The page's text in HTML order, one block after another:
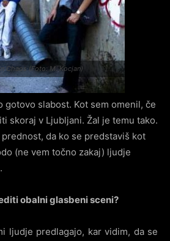
Chaos (Foto: M. Kocjan)
gotovo slabost. Kot sem omenil, če
skoraj v Ljubljani. Žal je temu tako.
da ko se predstaviš kot
(ne vem točno zakaj) ljudje
obalni glasbeni sceni?
ljudje predlagajo, kar vidim, da se